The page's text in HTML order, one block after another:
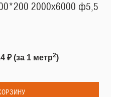
2000х6000 ф5,5
₽(за 1 метр2)
КОРЗИНУ